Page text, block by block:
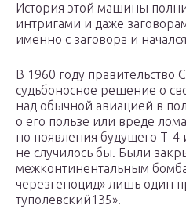
История этой машины
интригами и даже
именно с заговора и
В 1960 году правительство
судьбоносное решение о
над обычной авиацией в
о его пользе или вреде
но появления будущего Т-4
не случилось бы. Были
межконтинентальным
черезгеноцид» лишь один
туполевский135».